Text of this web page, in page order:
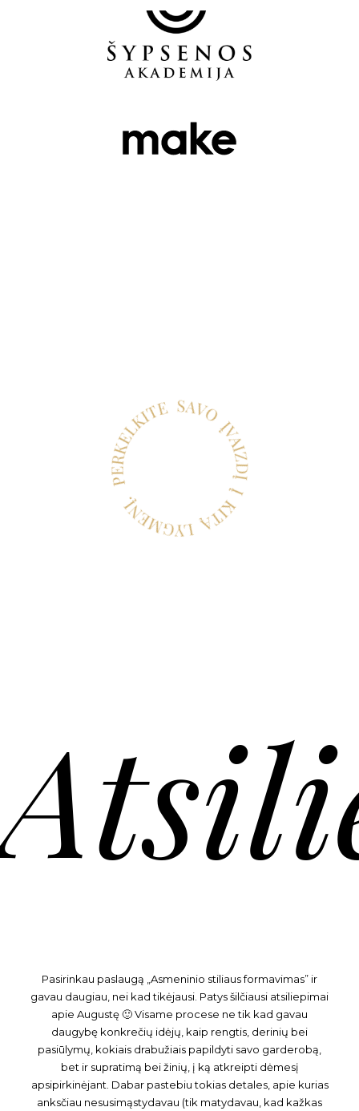
Pasirinkau paslaugą „Asmeninio stiliaus formavimas” ir
gavau daugiau, nei kad tikėjausi. Patys šilčiausi atsiliepimai
apie Augustę 🙂 Visame procese ne tik kad gavau
daugybę konkrečių idėjų, kaip rengtis, derinių bei
pasiūlymų, kokiais drabužiais papildyti savo garderobą,
bet ir supratimą bei žinių, į ką atkreipti dėmesį
apsipirkinėjant. Dabar pastebiu tokias detales, apie kurias
anksčiau nesusimąstydavau (tik matydavau, kad kažkas